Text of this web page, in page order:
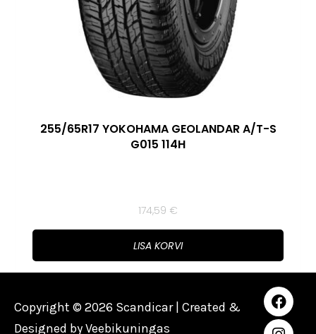
255/65R17 YOKOHAMA GEOLANDAR A/T-S
G015 114H
174,59 €
LISA KORVI
Copyright © 2026 Scandicar | Created &
Designed byVeebikuningas